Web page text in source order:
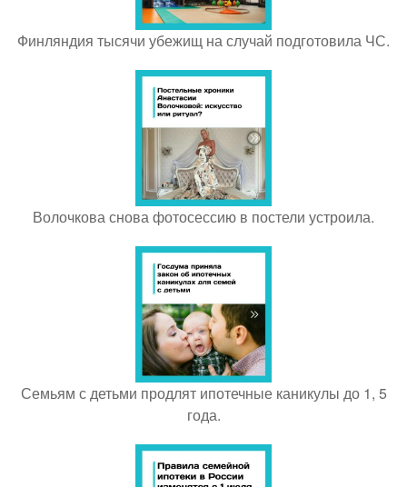
Финляндия тысячи убежищ на случай подготовила ЧС.
Волочкова снова фотосессию в постели устроила.
Семьям с детьми продлят ипотечные каникулы до 1, 5
года.